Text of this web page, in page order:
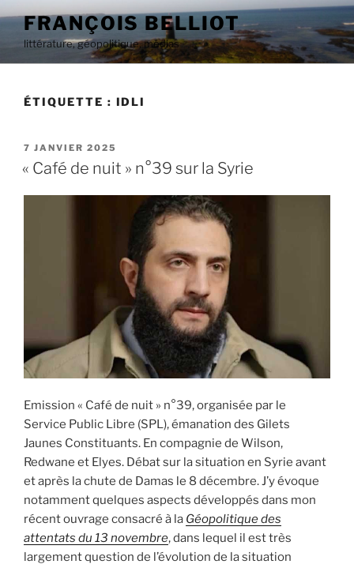
contenu
principal
FRANÇOIS BELLIOT
littérature, géopolitique, médias
ÉTIQUETTE : IDLI
PUBLIÉ
LE
7 JANVIER 2025
« Café de nuit » n°39 sur la Syrie
Emission « Café de nuit » n°39, organisée par le
Service Public Libre (SPL), émanation des Gilets
Jaunes Constituants. En compagnie de Wilson,
Redwane et Elyes. Débat sur la situation en Syrie avant
et après la chute de Damas le 8 décembre. J’y évoque
notamment quelques aspects développés dans mon
récent ouvrage consacré à la Géopolitique des
attentats du 13 novembre, dans lequel il est très
largement question de l’évolution de la situation